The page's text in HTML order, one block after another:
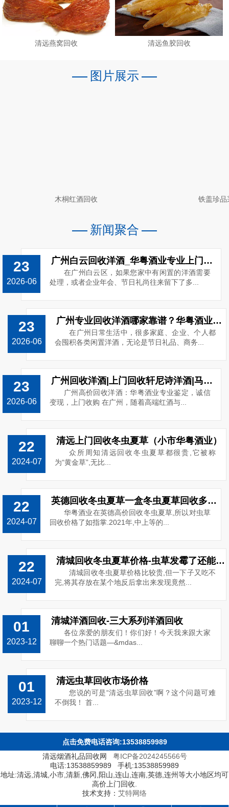
清远燕窝回收 清远鱼胶回收
图片展示
木桐红酒回收 铁盖珍品
新闻聚合
23
2026-06
广州白云回收洋酒_华粤酒业专业上门回收路易十三_电话13538859989
在广州白云区，如果您家中有闲置的洋酒需要
处理，或者企业年会、节日礼尚往来留下了多...
23
2026-06
广州专业回收洋酒哪家靠谱？华粤酒业高价上门回收o洋酒
在广州日常生活中，很多家庭、企业、个人都
会囤积各类闲置洋酒，无论是节日礼品、商务...
23
2026-06
广州回收洋酒|上门回收轩尼诗洋酒|马爹利|人头马路易十三洋酒回收
广州高价回收洋酒：华粤酒业专业鉴定，诚信
变现，上门收购 在广州，随着高端红酒与...
22
2024-07
清远上门回收冬虫夏草（小市华粤酒业）
众所周知清远回收冬虫夏草都很贵,它被称
为“黄金草”,无比...
22
2024-07
英德回收冬虫夏草一盒冬虫夏草回收多少钱
华粤酒业在英德高价回收冬虫夏草,所以对虫草
回收价格了如指掌.2021年,中上等的...
22
2024-07
清城回收冬虫夏草价格-虫草发霉了还能回收吗
清城回收冬虫夏草价格比较贵,但一下子又吃不
完,将其存放在某个地反后拿出来发现竟然...
01
2023-12
清城洋酒回收-三大系列洋酒回收
各位亲爱的朋友们！你们好！今天我来跟大家
聊聊一个热门话题—&mdas...
01
2023-12
清远虫草回收市场价格
您说的可是“清远虫草回收”啊？这个问题可难
不倒我！ 首...
点击免费电话咨询:13538859989
清远烟酒礼品回收网 粤ICP备2024245566号
电话:13538859989 手机:13538859989
地址:清远,清城,小市,清新,佛冈,阳山,连山,连南,英德,连州等大小地区均可
高价上门回收.
技术支持： 艾特网络